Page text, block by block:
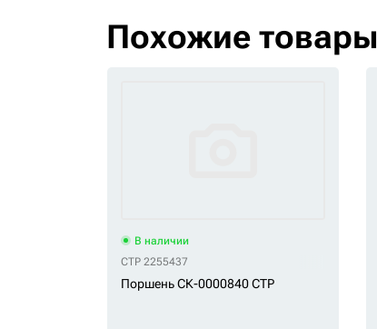
Похожие товары
В наличии
CTP 2255437
Поршень СК-0000840 CTP